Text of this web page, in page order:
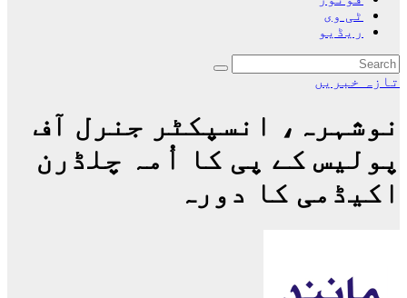
ٹی وی
ریڈیو
تازہ خبریں
نوشہرہ، انسپکٹر جنرل آف
پولیس کے پی کا اُمہ چلڈرن
اکیڈمی کا دورہ